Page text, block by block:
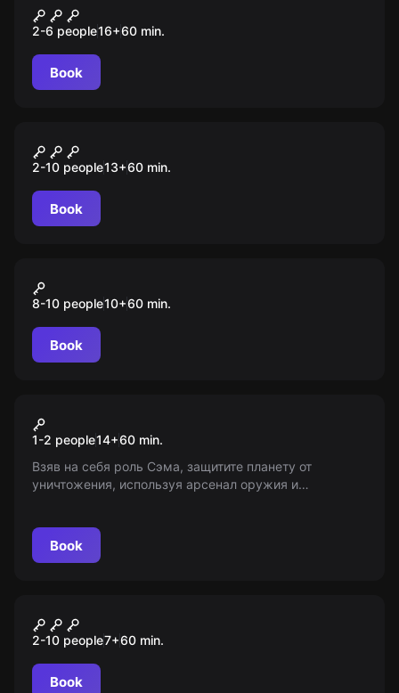
Побег
2-6 people16+60 min.
Book
Сайлент Хилл
2-10 people13+60 min.
Book
Игра в кальмара
8-10 people10+60 min.
Book
Serious Sam: the Last Hope
1-2 people14+60 min.
Взяв на себя роль Сэма, защитите планету от
уничтожения, используя арсенал оружия и
активировать машину времени. Возрастное
ограничение: 14+
Book
Brawl Stars
2-10 people7+60 min.
Book